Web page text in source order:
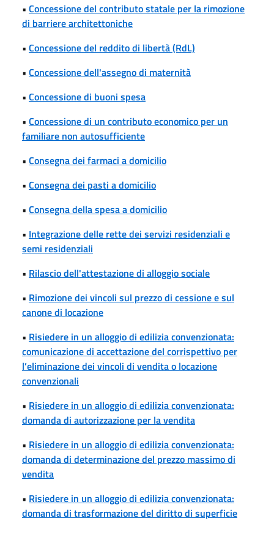
• Concessione del contributo statale per la rimozione
di barriere architettoniche
• Concessione del reddito di libertà (RdL)
• Concessione dell'assegno di maternità
• Concessione di buoni spesa
• Concessione di un contributo economico per un
familiare non autosufficiente
• Consegna dei farmaci a domicilio
• Consegna dei pasti a domicilio
• Consegna della spesa a domicilio
• Integrazione delle rette dei servizi residenziali e
semi residenziali
• Rilascio dell'attestazione di alloggio sociale
• Rimozione dei vincoli sul prezzo di cessione e sul
canone di locazione
• Risiedere in un alloggio di edilizia convenzionata:
comunicazione di accettazione del corrispettivo per
l’eliminazione dei vincoli di vendita o locazione
convenzionali
• Risiedere in un alloggio di edilizia convenzionata:
domanda di autorizzazione per la vendita
• Risiedere in un alloggio di edilizia convenzionata:
domanda di determinazione del prezzo massimo di
vendita
• Risiedere in un alloggio di edilizia convenzionata:
domanda di trasformazione del diritto di superficie